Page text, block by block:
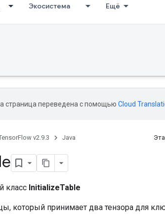
Экосистема Ещё
страница переведена с помощью Cloud
v2.9.3 Java
класс InitializeTable
который принимает два тензора для